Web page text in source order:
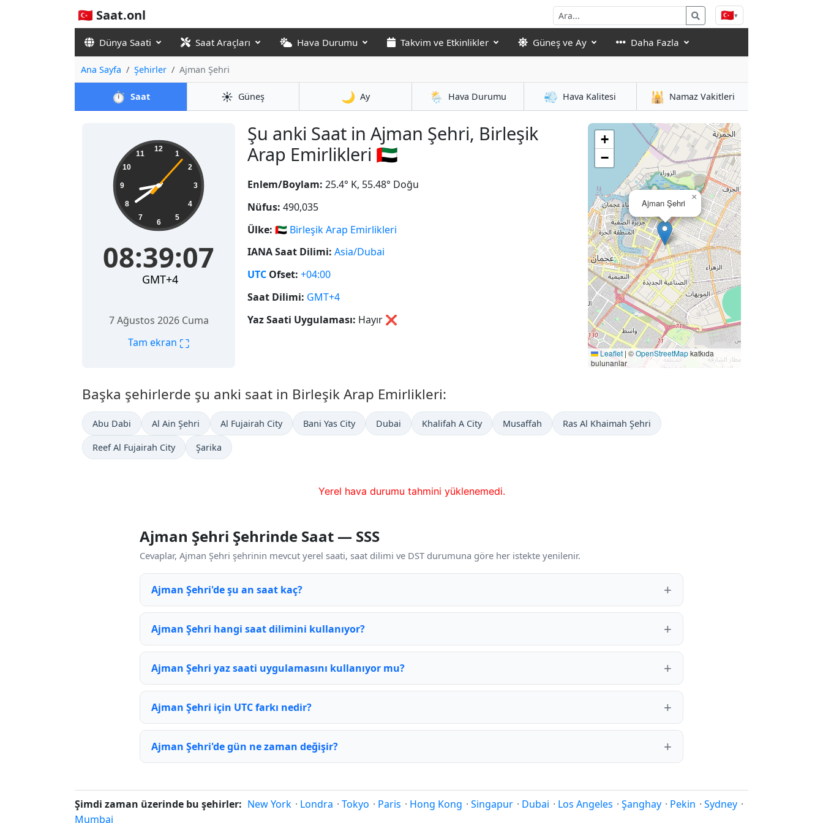
🇹🇷 Saat.onl 🇹🇷▾
Dünya Saati Saat Araçları Hava Durumu Takvim ve Etkinlikler Güneş ve Ay Daha Fazla
Ana Sayfa Şehirler Ajman Şehri
⏱️ Saat ☀️ Güneş 🌙 Ay 🌦️ Hava Durumu 💨 Hava Kalitesi 🕌 Namaz Vakitleri
Şu anki Saat in Ajman Şehri, Birleşik
Arap Emirlikleri 🇦🇪
08:39:07 12
1
2
3
4
5
6
7
8
9
10
11
08:39:07
GMT+4
7 Ağustos 2026 Cuma
Tam ekran ⛶
Enlem/Boylam: 25.4° K, 55.48° Doğu
Nüfus: 490,035
Ülke: 🇦🇪 Birleşik Arap Emirlikleri
IANA Saat Dilimi: Asia/Dubai
UTC Ofset: +04:00
Saat Dilimi: GMT+4
Yaz Saati Uygulaması: Hayır ❌
Ajman Şehri
×
+
−
Leaflet | ©OpenStreetMapkatkıda
bulunanlar
Başka şehirlerde şu anki saat in Birleşik Arap Emirlikleri:
Abu Dabi Al Ain Şehri Al Fujairah City Bani Yas City Dubai Khalifah A City Musaffah Ras Al Khaimah Şehri
Reef Al Fujairah City Şarika
Yerel hava durumu tahmini yüklenemedi.
Ajman Şehri Şehrinde Saat — SSS
Cevaplar, Ajman Şehri şehrinin mevcut yerel saati, saat dilimi ve DST durumuna göre her istekte yenilenir.
Ajman Şehri'de şu an saat kaç?
Ajman Şehri hangi saat dilimini kullanıyor?
Ajman Şehri yaz saati uygulamasını kullanıyor mu?
Ajman Şehri için UTC farkı nedir?
Ajman Şehri'de gün ne zaman değişir?
Şimdi zaman üzerinde bu şehirler: New York · Londra · Tokyo · Paris · Hong Kong · Singapur · Dubai · Los Angeles · Şanghay · Pekin · Sydney ·
Mumbai